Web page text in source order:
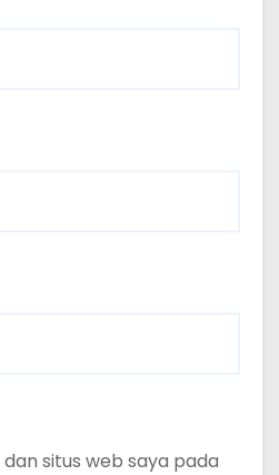
situs web saya pada